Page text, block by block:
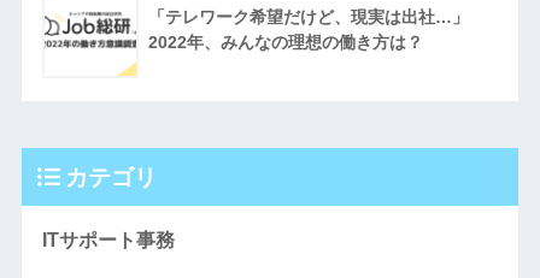
「テレワーク希望だけど、現実は出社…」
2022年、みんなの理想の働き方は？
カテゴリ
ITサポート事務